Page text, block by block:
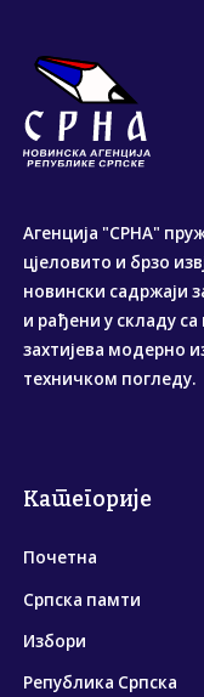
Агенција "СРНА"
цјеловито и брзо
новински садржаји
и рађени у складу
захтијева модерно
техничком погледу.
Категорије
Почетна
Српска памти
Избори
Република Српска